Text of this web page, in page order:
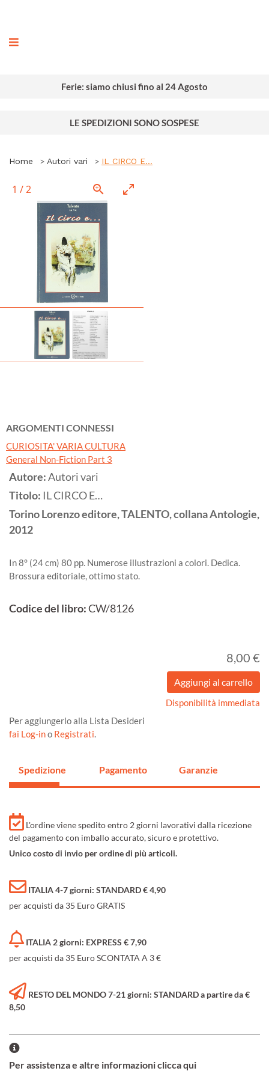
Ferie: siamo chiusi fino al 24 Agosto
LE SPEDIZIONI SONO SOSPESE
Home Autori vari IL CIRCO E…
1 /2
ARGOMENTI CONNESSI
CURIOSITA' VARIA CULTURA
General Non-Fiction Part 3
Autore:Autori vari
Titolo: IL CIRCO E…
TorinoLorenzo editore, TALENTO, collana Antologie,
2012
In 8° (24 cm) 80 pp. Numerose illustrazioni a colori. Dedica.
Brossura editoriale, ottimo stato.
Codice del libro:CW/8126
8,00 €
Disponibilità immediata
Per aggiungerlo alla Lista Desideri
fai Log-ino Registrati.
Spedizione Pagamento Garanzie
L'ordine viene spedito entro 2 giorni lavorativi dalla ricezione
del pagamento con imballo accurato, sicuro e protettivo.
Unico costo di invio per ordine di più articoli.
ITALIA 4-7 giorni: STANDARD € 4,90
per acquisti da 35 Euro GRATIS
ITALIA 2 giorni: EXPRESS € 7,90
per acquisti da 35 Euro SCONTATA A 3 €
RESTO DEL MONDO 7-21 giorni: STANDARD a partire da €
8,50
Per assistenza e altre informazioni clicca qui